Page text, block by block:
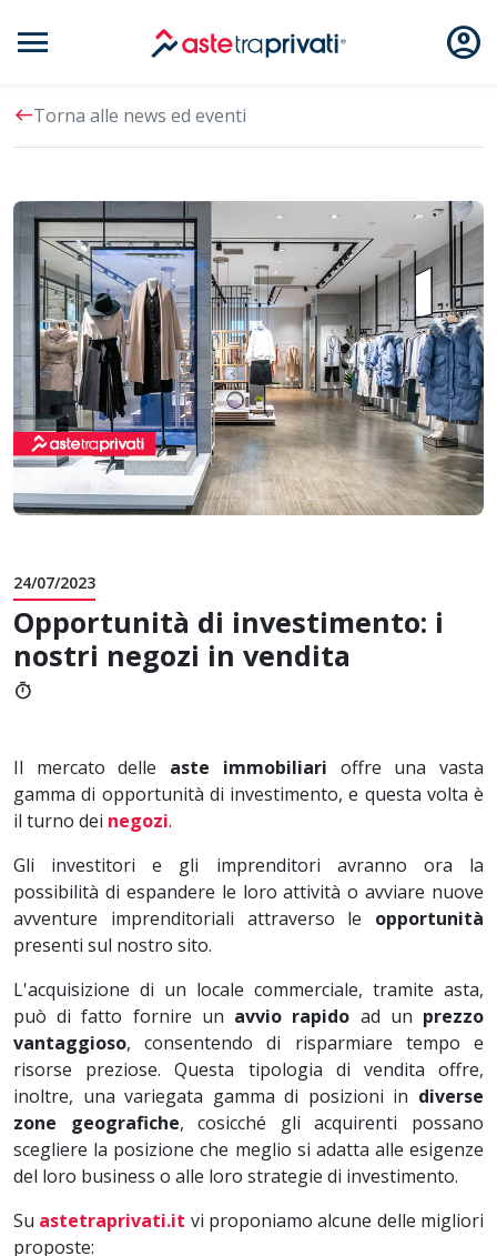
menu Aste account_circle
westTorna alle news ed eventi
24/07/2023
Opportunità di investimento: i
nostri negozi in vendita
timer
Il mercato delle aste immobiliari offre una vasta
gamma di opportunità di investimento, e questa volta è
il turno dei negozi.
Gli investitori e gli imprenditori avranno ora la
possibilità di espandere le loro attività o avviare nuove
avventure imprenditoriali attraverso le opportunità
presenti sul nostro sito.
L'acquisizione di un locale commerciale, tramite asta,
può di fatto fornire un avvio rapido ad un prezzo
vantaggioso, consentendo di risparmiare tempo e
risorse preziose. Questa tipologia di vendita offre,
inoltre, una variegata gamma di posizioni in diverse
zone geografiche, cosicché gli acquirenti possano
scegliere la posizione che meglio si adatta alle esigenze
del loro business o alle loro strategie di investimento.
Su astetraprivati.it vi proponiamo alcune delle migliori
proposte: